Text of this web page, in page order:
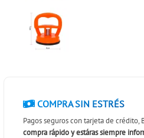
COMPRA SIN ESTRÉS
Pagos seguros con tarjeta de crédito,
compra rápido y estáras siempre